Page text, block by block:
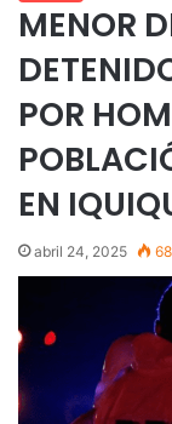
MENOR
POR
EN
abril 24, 2025